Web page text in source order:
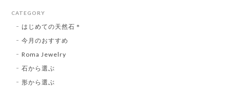
CATEGORY
はじめての天然石＊
今月のおすすめ
Roma Jewelry
石から選ぶ
形から選ぶ